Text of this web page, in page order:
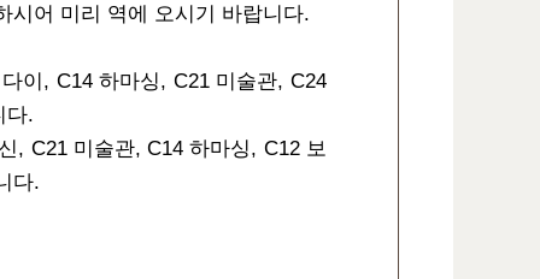
시어 미리 역에 오시기 바랍니다.
이, C14 하마싱, C21 미술관, C24
다.
, C21 미술관, C14 하마싱, C12 보
다.